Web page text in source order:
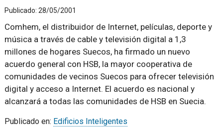
Publicado: 28/05/2001
Comhem, el distribuidor de Internet, películas, deporte y
música a través de cable y televisión digital a 1,3
millones de hogares Suecos, ha firmado un nuevo
acuerdo general con HSB, la mayor cooperativa de
comunidades de vecinos Suecos para ofrecer televisión
digital y acceso a Internet. El acuerdo es nacional y
alcanzará a todas las comunidades de HSB en Suecia.
Publicado en: Edificios Inteligentes